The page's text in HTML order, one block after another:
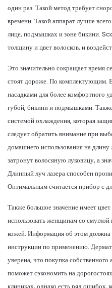
один раз. Такой метод требует
времени. Такой аппарат лучше
лице, подмышках и зоне бикини.
толщину и цвет волосков, и
Это значительно сокращает время
стоят дороже. По комплектующим.
насадками для более комфортного
губой, бикини и подмышками.
системой охлаждения, которая
следует обратить внимание при
домашнего использования на
затронут волосяную луковицу, а
Длинный луч лазера способен
Оптимальным считается прибор с
Также большое значение имеет
использовать женщинам со
кожей. Информация об этом должна
инструкции по применению.
уверена, что покупка собственного
поможет сэкономить на